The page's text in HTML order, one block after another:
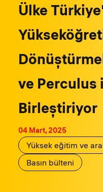
Ülke
ve Perculus
Birleştiriyor
04 Mart, 2025
Yüksek eğitim ve
Basın bülteni